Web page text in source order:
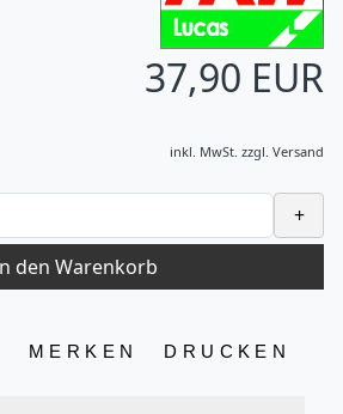
37,90 EUR
inkl. MwSt. zzgl. Versand
+
den Warenkorb
MERKEN DRUCKEN